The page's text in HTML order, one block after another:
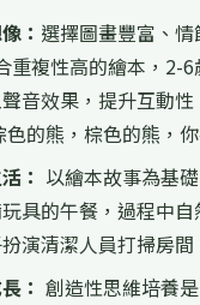
： 選擇圖畫豐富、
重複性高的繪本，2-
音效果，提升互動
的熊，棕色的熊，
： 以繪本故事為基
具的午餐，過程中
演清潔人員打掃房
： 創造性思維培養